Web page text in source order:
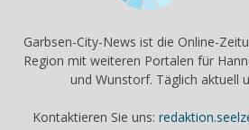
Garbsen-City-News ist die Online-
Region mit weiteren Portalen für
und Wunstorf. Täglich aktuell
Kontaktieren Sie uns: